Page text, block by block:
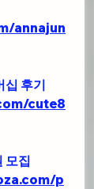
annajun
십 후기
cute8
모집
p